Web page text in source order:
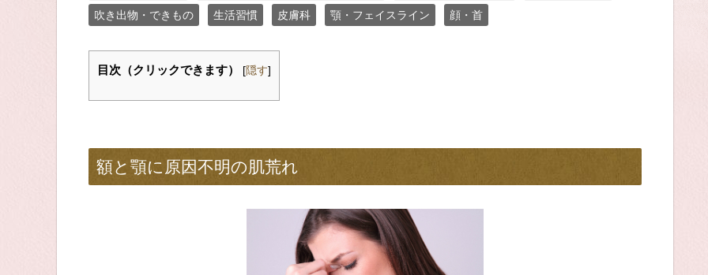
吹き出物・できもの 生活習慣 皮膚科 顎・フェイスライン 顔・首
目次（クリックできます） [隠す]
額と顎に原因不明の肌荒れ